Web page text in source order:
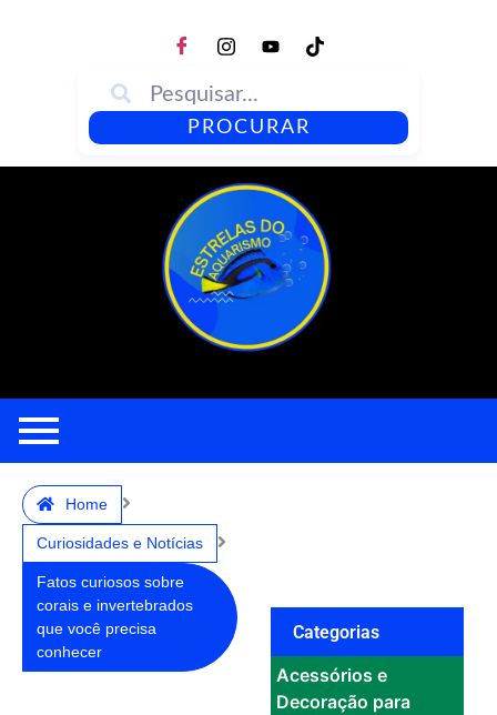
PROCURAR
Home
Curiosidades e Notícias
Fatos curiosos sobre
corais e invertebrados
que você precisa
conhecer
Categorias
Acessórios e
Decoração para